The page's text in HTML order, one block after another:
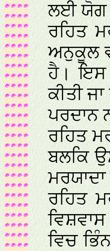
ਲਈ ਯੋਗ
ਰਹਿਤ
ਅਨੁਕੂਲ
ਹੈ। ਇਸ
ਕੀਤੀ
ਪਰਦਾਨ
ਰਹਿਤ
ਬਲਕਿ
ਰਹਿਤ
ਵਿਚ